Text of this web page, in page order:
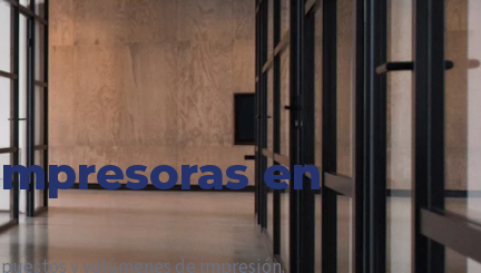
en
y volúmenes de impresión.